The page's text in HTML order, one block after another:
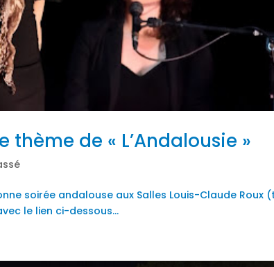
de « L’Andalousie »
soirée andalouse aux Salles Louis-Claude Roux
le lien ci-dessous...